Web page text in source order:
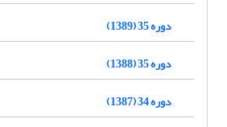
دوره 35 (1389)
دوره 35 (1388)
دوره 34 (1387)